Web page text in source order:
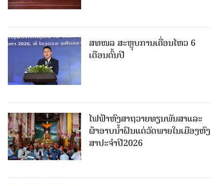
ສທໜລ ສະຫຼຸບການເຄື່ອນໄຫວ 6
ເດືອນຕົ້ນປີ
ໄຟຟ້າຫົງສາຖວາຍທຽນພັນສາແລະ
ຜ້າອາບນໍ້າຝົນແດ່ວັດພາຍໃນເມືອງຫົງ
ສາປະຈໍາປີ2026